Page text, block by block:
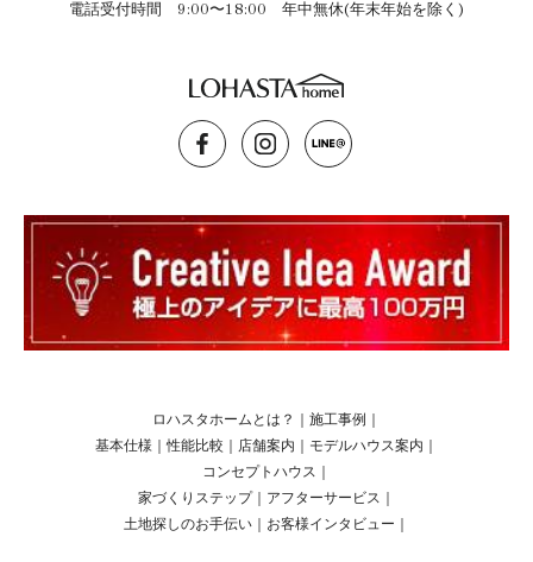
電話受付時間 9:00〜18:00 年中無休(年末年始を除く)
ロハスタホームとは？ 施工事例
基本仕様 ｜性能比較 店舗案内 モデルハウス案内
コンセプトハウス
家づくりステップ
アフターサービス
土地探しのお手伝い
お客様インタビュー